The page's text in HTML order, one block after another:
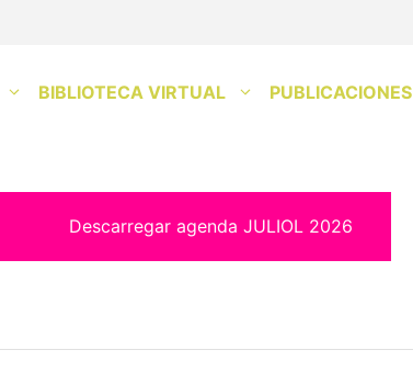
BIBLIOTECA VIRTUAL PUBLICACIONES
Descarregar agenda JULIOL 2026